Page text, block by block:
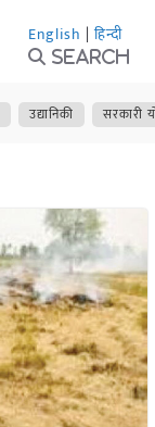
English | हिन्दी
Search
उद्यानिकी सरकारी